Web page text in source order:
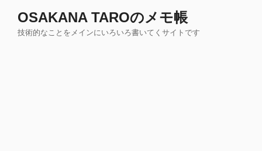
OSAKANA TAROのメモ帳
技術的なことをメインにいろいろ書いてくサイトです